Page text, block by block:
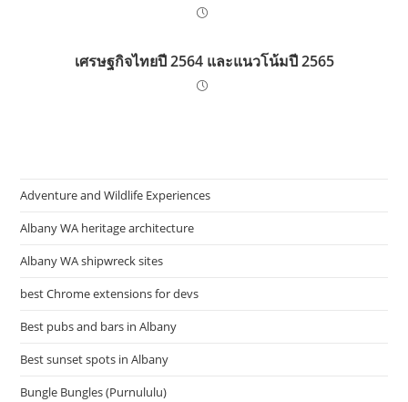
เศรษฐกิจไทยปี 2564 และแนวโน้มปี 2565
Adventure and Wildlife Experiences
Albany WA heritage architecture
Albany WA shipwreck sites
best Chrome extensions for devs
Best pubs and bars in Albany
Best sunset spots in Albany
Bungle Bungles (Purnululu)